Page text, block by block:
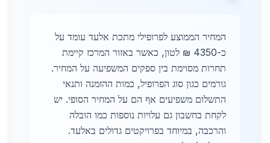
המחיר הממוצע לפרופילי מתכת אלעד עומד על
כ-4350 ₪ לטון, כאשר באזור המרכז קיימת
תחרות מסוימת בין ספקים המשפיעה על המחיר.
גורמים כגון סוג הפרופיל, כמות ההזמנה ותנאי
התשלום משפיעים אף הם על המחיר הסופי. יש
לקחת בחשבון גם עלויות נוספות כמו הובלה
והרכבה, במיוחד בפרויקטים גדולים באלעד.